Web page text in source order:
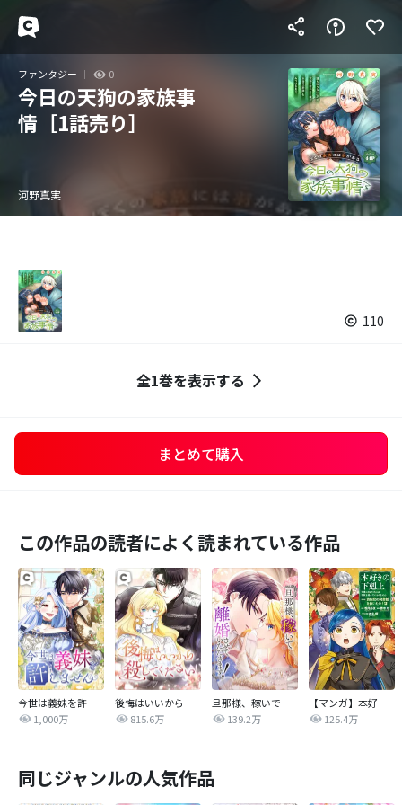
ファンタジー 0
今日の天狗の家族事
情［1話売り］
河野真実
110
全1巻を表示する
まとめて購入
この作品の読者によく読まれている作品
今世は義妹を許しません
1,000万
後悔はいいから殺してください
815.6万
旦那様、稼いで離婚させていただきます！
139.2万
【マンガ】本好きの下剋上 第四部
125.4万
同じジャンルの人気作品